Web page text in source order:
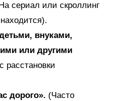
сериал или скроллинг
внуками,
или другими
расстановки
дорого». (Часто